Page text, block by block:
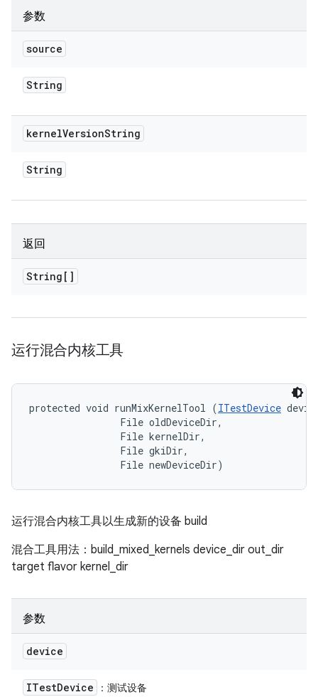
参数
source
String
kernelVersionString
String
返回
String[]
运行混合内核工具
protected void runMixKernelTool (ITestDevice
                File oldDeviceDir,
                File kernelDir,
                File gkiDir,
                File newDeviceDir)
运行混合内核工具以生成新的设备 build
混合工具用法：build_mixed_kernels device_dir out_dir
target flavor kernel_dir
参数
device
ITestDevice ：测试设备